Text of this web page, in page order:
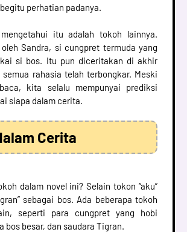
perhatian padanya.
itu adalah tokoh lainnya.
Sandra, si cungpret termuda yang
si bos. Itu pun diceritakan di akhir
rahasia telah terbongkar. Meski
kita selalu mempunyai prediksi
siapa dalam cerita.
Cerita
dalam novel ini? Selain tokon “aku”
sebagai bos. Ada beberapa tokoh
seperti para cungpret yang hobi
bos besar, dan saudara Tigran.